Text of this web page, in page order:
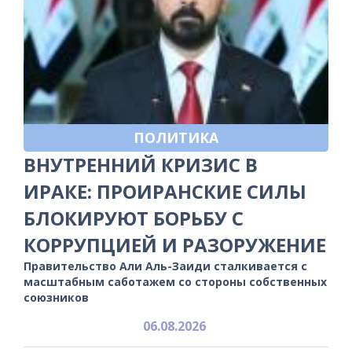
ПОЛИТИКА
ВНУТРЕННИЙ КРИЗИС В
ИРАКЕ: ПРОИРАНСКИЕ СИЛЫ
БЛОКИРУЮТ БОРЬБУ С
КОРРУПЦИЕЙ И РАЗОРУЖЕНИЕ
Правительство Али Аль-Заиди сталкивается с
масштабным саботажем со стороны собственных
союзников
06.08.2026